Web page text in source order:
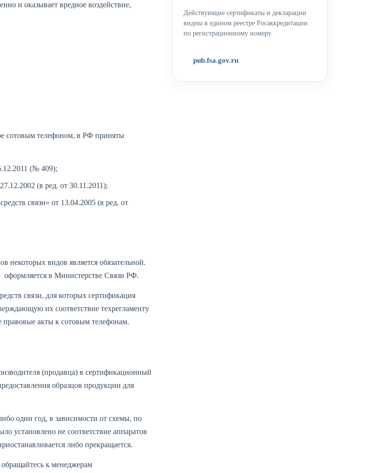
и оказывает вредное воздействие,
сотовым телефоном, в РФ приняты
(№ 409);
(в ред. от 30.11.2011);
связи» от 13.04.2005 (в ред. от
некоторых видов является обязательной.
оформляется в Министерстве Связи РФ.
связи, для которых сертификация
их соответствие техрегламенту
акты к сотовым телефонам.
(продавца) в сертификационный
образцов продукции для
один год, в зависимости от схемы, по
установлено не соответствие аппаратов
либо прекращается.
к менеджерам
Действующие сертификаты и декларации
видны в едином реестре Росаккредитации
по регистрационному номеру.
pub.fsa.gov.ru